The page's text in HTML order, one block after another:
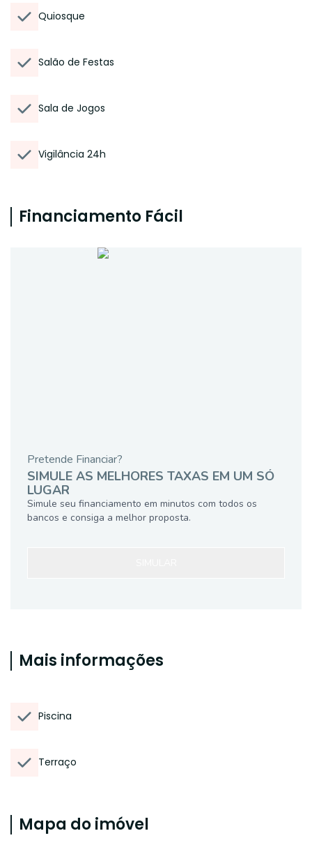
Quiosque
Salão de Festas
Sala de Jogos
Vigilância 24h
Financiamento Fácil
Pretende Financiar?
SIMULE AS MELHORES TAXAS EM UM SÓ
LUGAR
Simule seu financiamento em minutos com todos os
bancos e consiga a melhor proposta.
Mais informações
Piscina
Terraço
Mapa do imóvel